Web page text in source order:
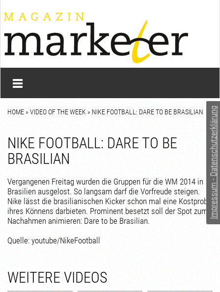
Impressum - Datenschutzerklärung
HOME »VIDEO OF THE WEEK » NIKE FOOTBALL: DARE TO BE BRASILIAN
NIKE FOOTBALL: DARE TO BE
BRASILIAN
Vergangenen Freitag wurden die Gruppen für die WM 2014 in
Brasilien ausgelost. So langsam darf die Vorfreude steigen.
Nike lässt die brasilianischen Kicker schon mal eine Kostprobe
ihres Könnens darbieten. Prominent besetzt soll der Spot zum
Nachahmen animieren: Dare to be Brasilian.
Quelle: youtube/NikeFootball
WEITERE VIDEOS